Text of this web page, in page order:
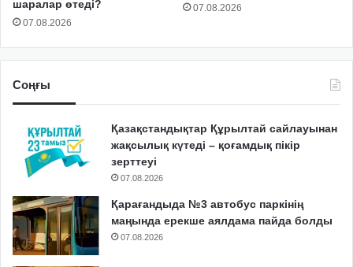
шаралар өтеді?
07.08.2026
07.08.2026
Соңғы
Қазақстандықтар Құрылтай сайлауынан
жақсылық күтеді – қоғамдық пікір
зерттеуі
07.08.2026
Қарағандыда №3 автобус паркінің
маңында ерекше аялдама пайда болды
07.08.2026